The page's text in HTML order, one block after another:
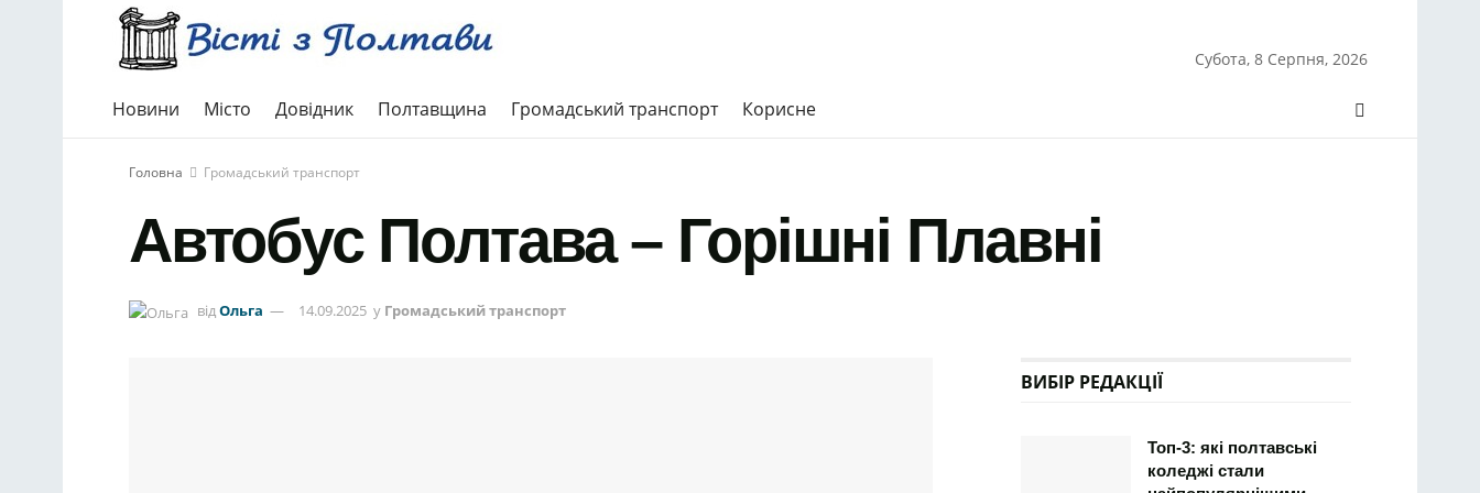
Субота, 8 Серпня, 2026
Новини Місто Довідник Полтавщина Громадський транспорт Корисне
Головна Громадський транспорт
Автобус Полтава – Горішні Плавні
відОльга 14.09.2025 у Громадський транспорт
ВИБІР РЕДАКЦІЇ
Топ-3: які полтавські
коледжі стали